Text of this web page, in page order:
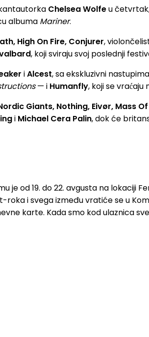
Chelsea Wolfeu
albuma Mariner.
High On Fire, Conjurer,
, koji sviraju svoj poslednji
iAlcest, sa ekskluzivni
— i Humanfly, koji se vraćaju
Giants, Nothing, Eivør, Mass
i Michael Cera Palin, dok će
je od 19. do 22. avgusta na lokaciji
i svega između vratiće se u
karte. Kada smo kod ulaznica